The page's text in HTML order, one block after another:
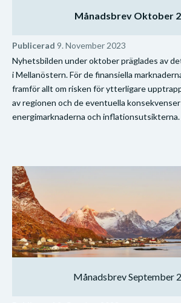
Månadsbrev Oktober
Publicerad 9. November 2023
Nyhetsbilden under oktober präglades av
i Mellanöstern. För de finansiella
framför allt om risken för ytterligare
av regionen och de eventuella
energimarknaderna och inflationsutsikterna.
Månadsbrev September